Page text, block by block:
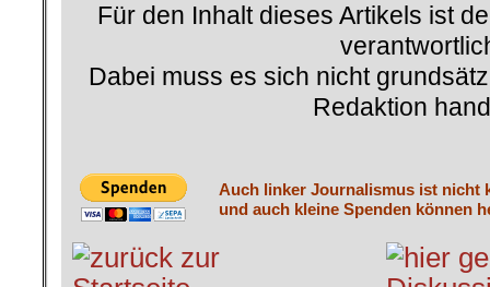
Für den Inhalt dieses Artikels ist
Dabei muss es sich nicht
Redaktion
Auch linker Journalismus ist nicht
und auch kleine Spenden können